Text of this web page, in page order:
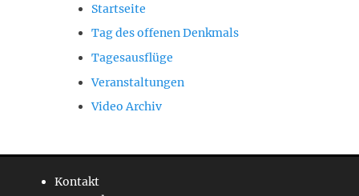
Startseite
Tag des offenen Denkmals
Tagesausflüge
Veranstaltungen
Video Archiv
Kontakt